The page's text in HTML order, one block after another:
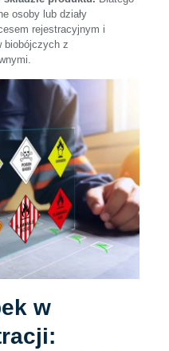
osoby lub działy
rejestracyjnym i
biobójczych z
w